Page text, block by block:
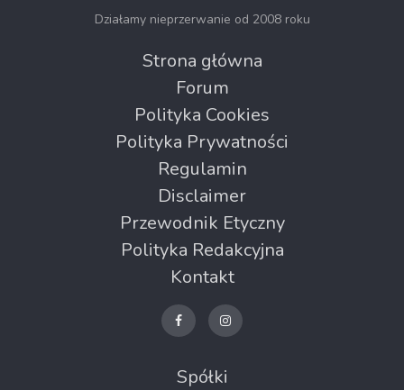
Działamy nieprzerwanie od 2008 roku
Strona główna
Forum
Polityka Cookies
Polityka Prywatności
Regulamin
Disclaimer
Przewodnik Etyczny
Polityka Redakcyjna
Kontakt
Spółki